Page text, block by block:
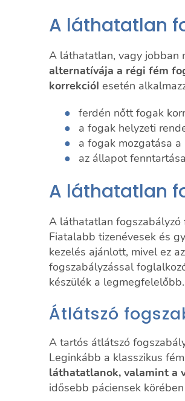
A láthatatlan
A láthatatlan, vagy jobban
alternatívája a régi fém
korrekcióI esetén
ferdén nőtt fogak
a fogak helyzeti
a fogak mozgatása a
az állapot
A láthatatlan
A láthatatlan fogszabályzó
Fiatalabb tizenévesek és
kezelés ajánlott, mivel ez
fogszabályzással
készülék a legmegfelelőbb.
Átlátszó
A tartós átlátszó
Leginkább a klasszikus
láthatatlanok, valamint a
idősebb páciensek